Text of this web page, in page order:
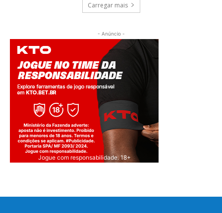
Carregar mais
- Anúncio -
Jogue com responsabilidade. 18+